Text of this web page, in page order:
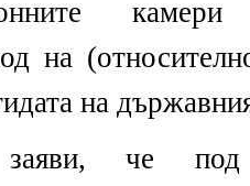
камери
на
на
заяви, че под